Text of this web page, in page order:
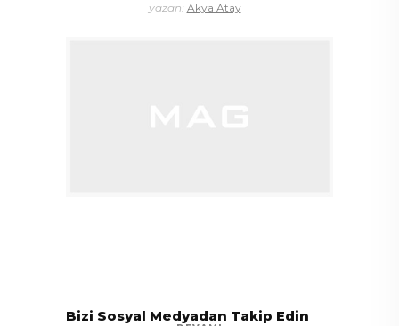
yazan: Akya Atay
Bizi Sosyal Medyadan Takip Edin